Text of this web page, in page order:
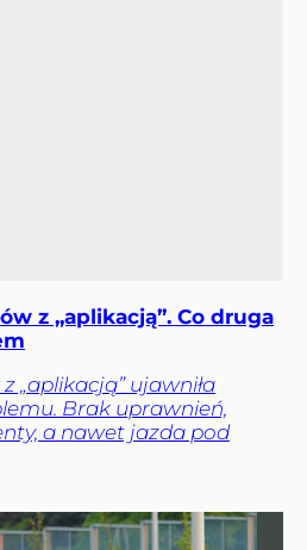
z „aplikacją”. Co druga
„aplikacją” ujawniła
Brak uprawnień,
a nawet jazda pod